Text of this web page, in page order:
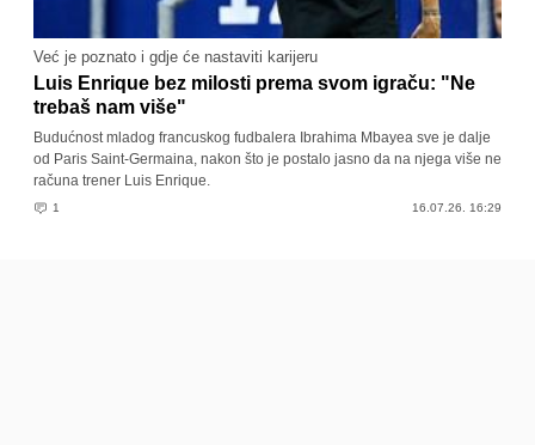
Već je poznato i gdje će nastaviti karijeru
Luis Enrique bez milosti prema svom igraču: "Ne
trebaš nam više"
Budućnost mladog francuskog fudbalera Ibrahima Mbayea sve je dalje
od Paris Saint-Germaina, nakon što je postalo jasno da na njega više ne
računa trener Luis Enrique.
1 16.07.26. 16:29